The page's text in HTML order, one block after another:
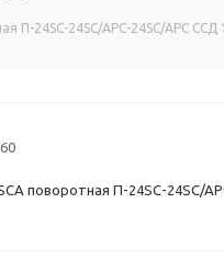
П-24SC-24SC/APC-24SC/APC ССД
поворотная П-24SC-24SC/